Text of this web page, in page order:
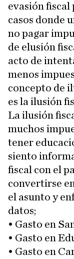
evasión
casos donde
no pagar
de elusión
acto de
menos
concepto de
es la ilusión
La ilusión
muchos
tener
siento
fiscal con el
convertirse
el asunto y
datos;
• Gasto en
• Gasto en
• Gasto en